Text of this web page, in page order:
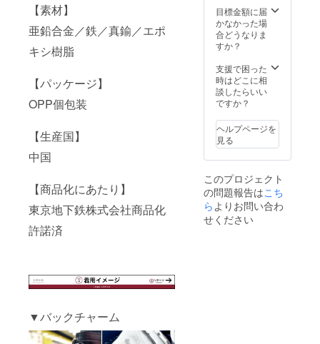
【素材】
亜鉛合金／鉄／真鍮／エポ
キシ樹脂
【パッケージ】
OPP個包装
【生産国】
中国
【商品化にあたり】
東京地下鉄株式会社商品化
許諾済
▼バックチャーム
造工程
上の都
合等に
が遅れ
る場合
がござ
いま
タイプ
※仕様・
デザイ
予告な
く変更
になる
場合が
ます。
※ご注文
状況・
使用部
給状
況・製
造工程
上の都
合等に
G→銀座
線 M→
丸ノ内
線 T→
C→千代
田線
Y→有楽
町線
門線
【タイ
プ】
バック
ムタイ
プ／
キーホ
ルダー
タイプ
目標金額に届
かなかった場
合どうなりま
すか？
支援で困った
時はどこに相
談したらいい
ですか？
ヘルプページを
見る
このプロジェクト
の問題報告はこち
らよりお問い合わ
せください